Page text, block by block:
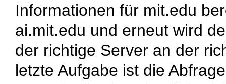
Informationen für mit.edu
ai.mit.edu und erneut wird
der richtige Server an der
letzte Aufgabe ist die